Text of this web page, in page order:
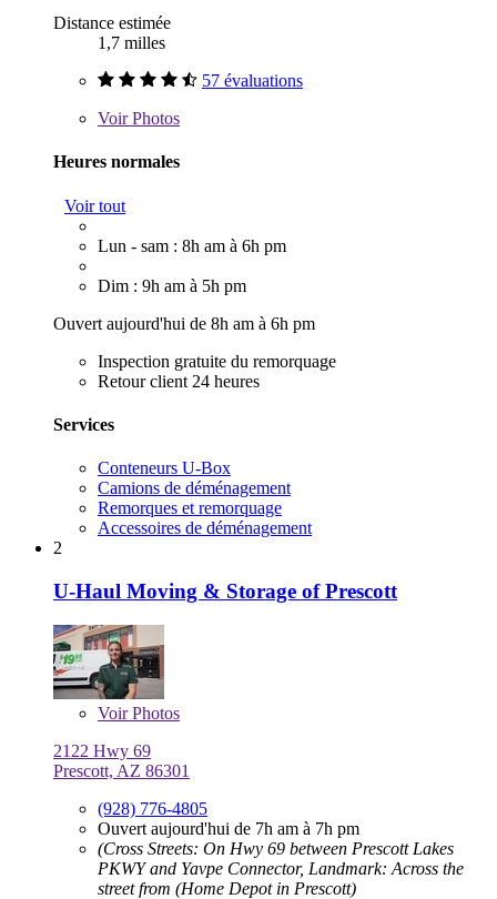
Distance estimée
1,7 milles
57 évaluations
VoirPhotos
Heures normales
Voir tout
Lun - sam : 8h am à 6h pm
Dim : 9h am à 5h pm
Ouvert aujourd'hui de 8h am à 6h pm
Inspection gratuite du remorquage
Retour client 24 heures
Services
Conteneurs U-Box
Camions de déménagement
Remorques et remorquage
Accessoires de déménagement
2
U-Haul Moving & Storage of Prescott
VoirPhotos
2122 Hwy 69
Prescott, AZ 86301
(928) 776-4805
Ouvert aujourd'hui de 7h am à 7h pm
(Cross Streets: On Hwy 69 between Prescott Lakes
PKWY and Yavpe Connector, Landmark: Across the
street from (Home Depot in Prescott)